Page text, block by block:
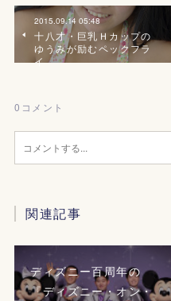
2015.09.14 05:48
十八才・巨乳Ｈカップの
ゆうみが励むペックフラ
イ
0 コメント
関連記事
ディズニー百周年の
『ディズニー・オン・